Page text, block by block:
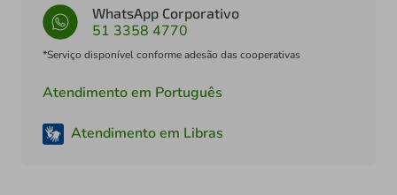
WhatsApp Corporativo
51 3358 4770
*Serviço disponível conforme adesão das cooperativas
Atendimento em Português
Atendimento em Libras